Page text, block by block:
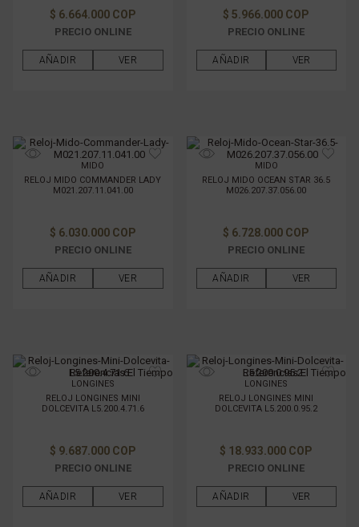
$ 6.664.000 COP
PRECIO ONLINE
AÑADIR VER
$ 5.966.000 COP
PRECIO ONLINE
AÑADIR VER
MIDO
RELOJ MIDO COMMANDER LADY
M021.207.11.041.00
$ 6.030.000 COP
PRECIO ONLINE
AÑADIR VER
MIDO
RELOJ MIDO OCEAN STAR 36.5
M026.207.37.056.00
$ 6.728.000 COP
PRECIO ONLINE
AÑADIR VER
Referencias El Tiempo
LONGINES
RELOJ LONGINES MINI
DOLCEVITA L5.200.4.71.6
$ 9.687.000 COP
PRECIO ONLINE
AÑADIR VER
Referencias El Tiempo
LONGINES
RELOJ LONGINES MINI
DOLCEVITA L5.200.0.95.2
$ 18.933.000 COP
PRECIO ONLINE
AÑADIR VER